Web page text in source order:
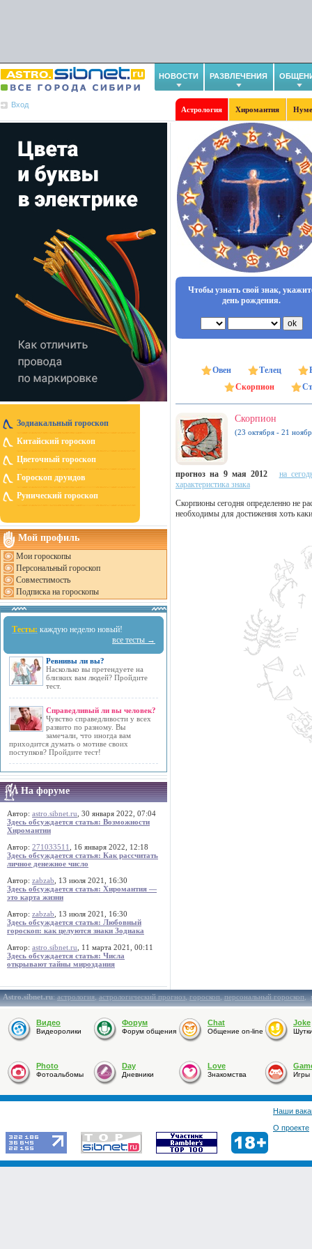
НОВОСТИ РАЗВЛЕЧЕНИЯ
Вход
Астрология Хиромантия
Зодиакальный гороскоп
Китайский гороскоп
Цветочный гороскоп
Гороскоп друидов
Рунический гороскоп
Мой профиль
Мои гороскопы
Персональный гороскоп
Совместимость
Подписка на гороскопы
Тесты: каждую неделю новый!
все тесты →
Ревнивы ли вы?
Насколько вы претендуете на
близких вам людей? Пройдите
тест.
Справедливый ли вы человек?
Чувство справедливости у всех
развито по разному. Вы
замечали, что иногда вам
приходится думать о мотиве своих
поступков? Пройдите тест!
На форуме
Автор: astro.sibnet.ru , 30 января 2022, 07:04
Здесь обсуждается статья: Возможности
Хиромантии
Автор: 271033511
, 16 января 2022, 12:18
Здесь обсуждается статья: Как рассчитать
личное денежное число
Автор: zabzab , 13 июля 2021, 16:30
Здесь обсуждается статья: Хиромантия —
это карта жизни
Автор: zabzab , 13 июля 2021, 16:30
Здесь обсуждается статья: Любовный
гороскоп: как целуются знаки Зодиака
Автор: astro.sibnet.ru , 11 марта 2021, 00:11
Здесь обсуждается статья: Числа
открывают тайны мироздания
Чтобы узнать свой знак,
день рождения.
Овен Телец
Скорпион
Скорпион
(23 октября - 21
прогноз на 9 мая 2012
на
характеристика знака
Скорпионы сегодня определенно не
необходимы для достижения хоть
Astro.sibnet.ru:астрология,астрологический прогноз,гороскоп,персональный гороскоп,
Видео
Видеоролики
Форум
Форум общения
Chat
Общение on-line
Joke
Photo
Фотоальбомы
Day
Дневники
Love
Знакомства Игры
Наши
О проекте